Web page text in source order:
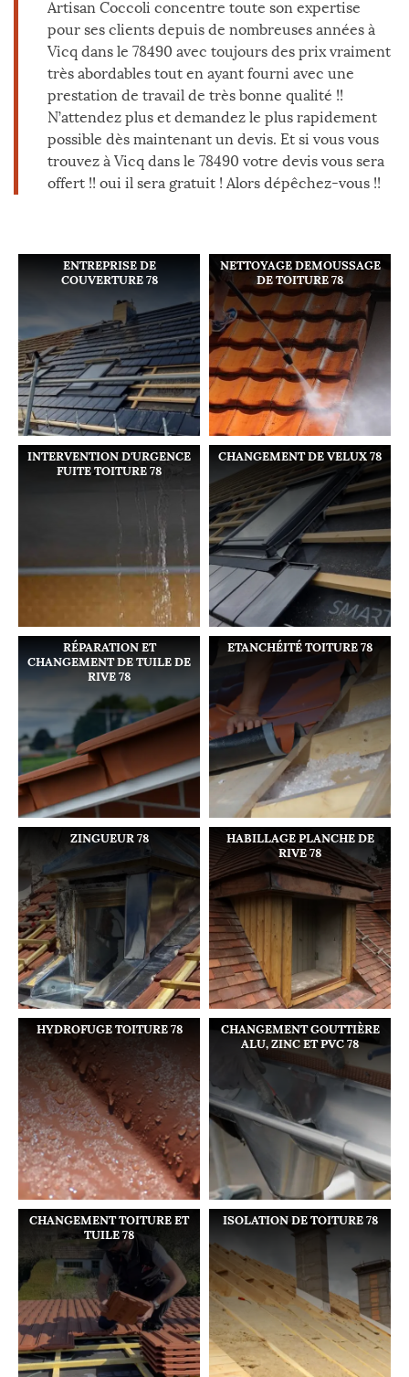
Artisan Coccoli concentre toute son expertise
pour ses clients depuis de nombreuses années à
Vicq dans le 78490 avec toujours des prix vraiment
très abordables tout en ayant fourni avec une
prestation de travail de très bonne qualité !!
N’attendez plus et demandez le plus rapidement
possible dès maintenant un devis. Et si vous vous
trouvez à Vicq dans le 78490 votre devis vous sera
offert !! oui il sera gratuit ! Alors dépêchez-vous !!
ENTREPRISE DE
COUVERTURE 78
NETTOYAGE DEMOUSSAGE
DE TOITURE 78
INTERVENTION D'URGENCE
FUITE TOITURE 78
CHANGEMENT DE VELUX 78
RÉPARATION ET
CHANGEMENT DE TUILE DE
RIVE 78
ETANCHÉITÉ TOITURE 78
ZINGUEUR 78
HABILLAGE PLANCHE DE
RIVE 78
HYDROFUGE TOITURE 78
CHANGEMENT GOUTTIÈRE
ALU, ZINC ET PVC 78
CHANGEMENT TOITURE ET
TUILE 78
ISOLATION DE TOITURE 78